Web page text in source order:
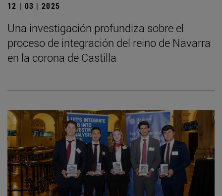
12 | 03 | 2025
Una investigación profundiza sobre el
proceso de integración del reino de Navarra
en la corona de Castilla